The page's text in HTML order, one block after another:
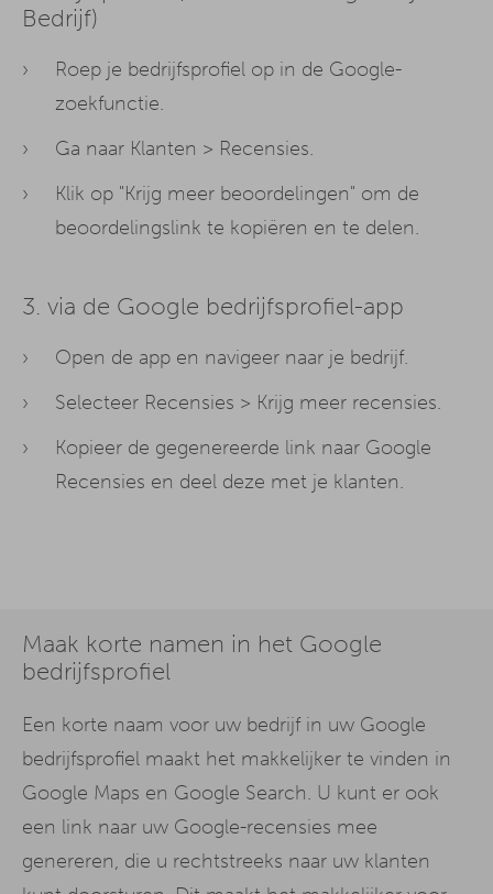
Bedrijf)
Roep je bedrijfsprofiel op in de Google-
zoekfunctie.
Ga naar Klanten > Recensies.
Klik op "Krijg meer beoordelingen" om de
beoordelingslink te kopiëren en te delen.
3. via de Google bedrijfsprofiel-app
Open de app en navigeer naar je bedrijf.
Selecteer Recensies > Krijg meer recensies.
Kopieer de gegenereerde link naar Google
Recensies en deel deze met je klanten.
Maak korte namen in het Google
bedrijfsprofiel
Een korte naam voor uw bedrijf in uw Google
bedrijfsprofiel maakt het makkelijker te vinden in
Google Maps en Google Search. U kunt er ook
een link naar uw Google-recensies mee
genereren, die u rechtstreeks naar uw klanten